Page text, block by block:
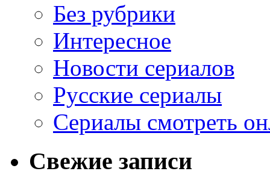
Без рубрики
Интересное
Новости сериалов
Русские сериалы
Сериалы смотреть
Свежие записи